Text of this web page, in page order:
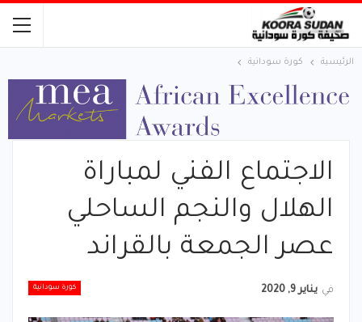
الرئيسية كورة سودانية
الاجتماع الفني لمباراة
الهلال والنجم الساحلي
عصر الجمعة بالقراند
كورة سودانية في يناير 9, 2020